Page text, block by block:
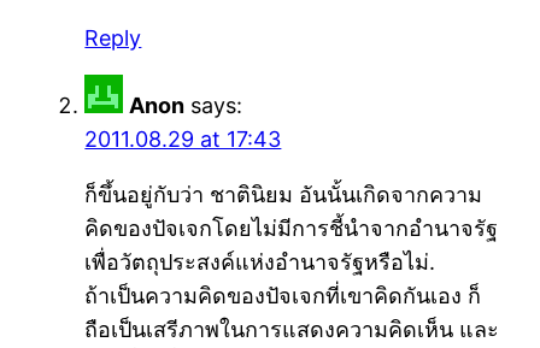
Reply
Anon says:
2011.08.29 at 17:43
ก็ขึ้นอยู่กับว่า ชาตินิยม อันนั้นเกิดจากความ
คิดของปัจเจกโดยไม่มีการชี้นำจากอำนาจรัฐ
เพื่อวัตถุประสงค์แห่งอำนาจรัฐหรือไม่.
ถ้าเป็นความคิดของปัจเจกที่เขาคิดกันเอง ก็
ถือเป็นเสรีภาพในการแสดงความคิดเห็น และ